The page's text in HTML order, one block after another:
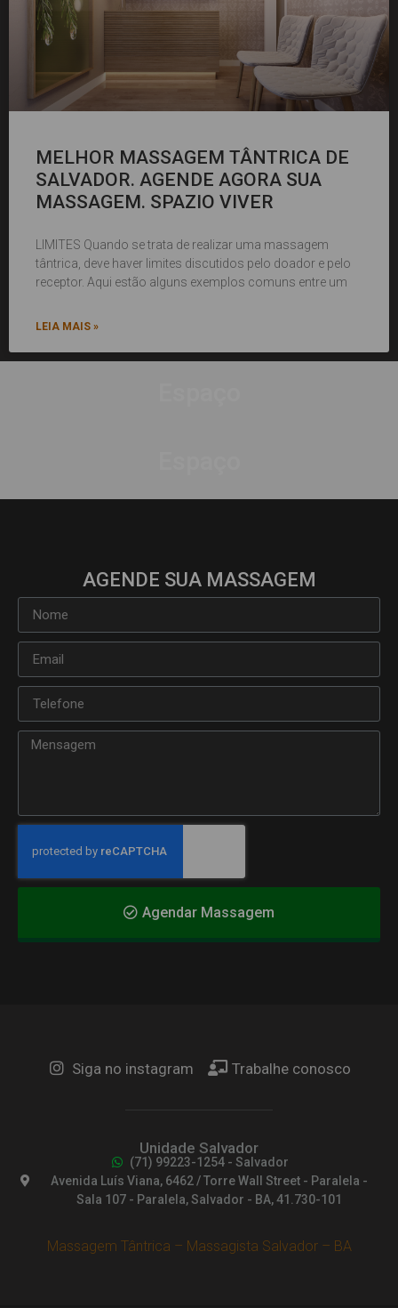
MELHOR MASSAGEM TÂNTRICA DE
SALVADOR. AGENDE AGORA SUA
MASSAGEM. SPAZIO VIVER
LIMITES Quando se trata de realizar uma massagem
tântrica, deve haver limites discutidos pelo doador e pelo
receptor. Aqui estão alguns exemplos comuns entre um
LEIA MAIS »
AGENDE SUA MASSAGEM
Agendar Massagem
Siga no instagram Trabalhe conosco
Unidade Salvador
(71) 99223-1254 - Salvador
Avenida Luís Viana, 6462 / Torre Wall Street - Paralela -
Sala 107 - Paralela, Salvador - BA, 41.730-101
Massagem Tântrica – Massagista Salvador – BA